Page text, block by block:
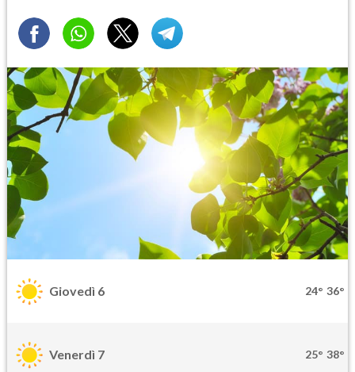
Giovedì 6 24° 36°
Venerdì 7 25° 38°